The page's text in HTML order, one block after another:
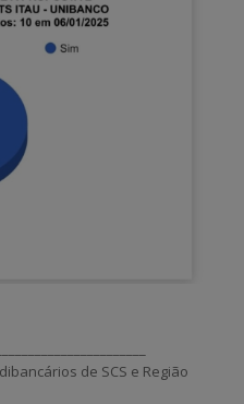
de SCS e Região